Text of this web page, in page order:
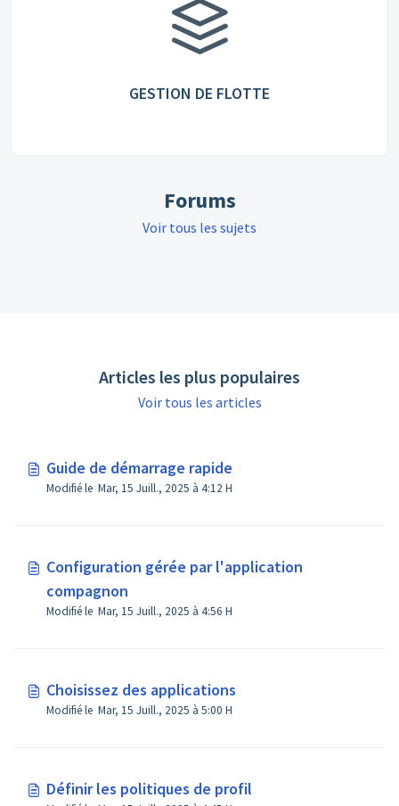
GESTION DE FLOTTE
Forums
Voir tous les sujets
Articles les plus populaires
Voir tous les articles
Guide de démarrage rapide
Modifié le Mar, 15 Juill., 2025 à 4:12 H
Configuration gérée par l'application
compagnon
Modifié le Mar, 15 Juill., 2025 à 4:56 H
Choisissez des applications
Modifié le Mar, 15 Juill., 2025 à 5:00 H
Définir les politiques de profil